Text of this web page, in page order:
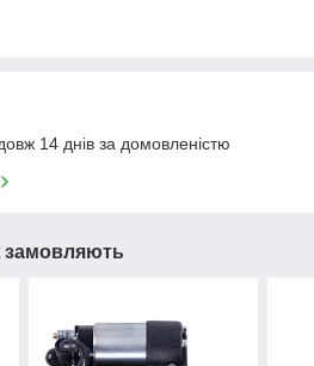
14 днів за домовленістю
замовляють